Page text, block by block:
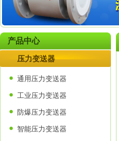
产品中心
压力变送器
通用压力变送器
工业压力变送器
防爆压力变送器
智能压力变送器